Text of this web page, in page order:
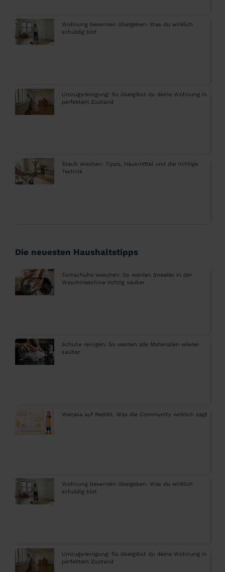
Wohnung besenrein übergeben: Was du wirklich
schuldig bist
Umzugsreinigung: So übergibst du deine Wohnung in
perfektem Zustand
Staub wischen: Tipps, Hausmittel und die richtige
Technik
Die neuesten Haushaltstipps
Turnschuhe waschen: So werden Sneaker in der
Waschmaschine richtig sauber
Schuhe reinigen: So werden alle Materialien wieder
sauber
Wecasa auf Reddit: Was die Community wirklich sagt
Wohnung besenrein übergeben: Was du wirklich
schuldig bist
Umzugsreinigung: So übergibst du deine Wohnung in
perfektem Zustand